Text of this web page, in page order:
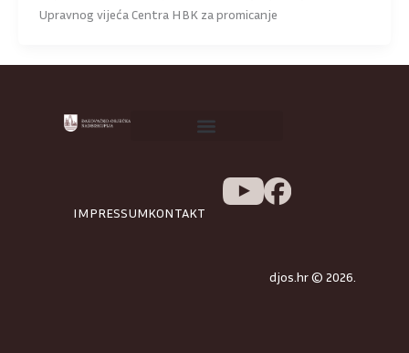
Upravnog vijeća Centra HBK za promicanje
IMPRESSUMKONTAKT
djos.hr © 2026.